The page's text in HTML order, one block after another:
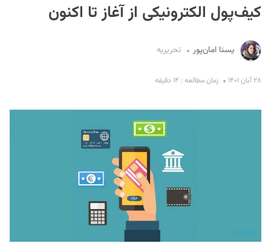
کیف‌پول الکترونیکی از آغاز تا اکنون
یسنا امان‌پور تحریریه
۲۸ آبان ۱۴۰۱ زمان مطالعه : ۱۴ دقیقه